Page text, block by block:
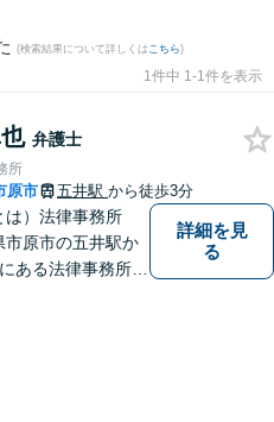
(検索結果について詳しくは こちら)
1件中 1-1件を表示
弁護士
所
原市 五井駅 から徒歩3分
は）法律事務所
市原市の五井駅か
ある法律事務所で
詳細を見
る